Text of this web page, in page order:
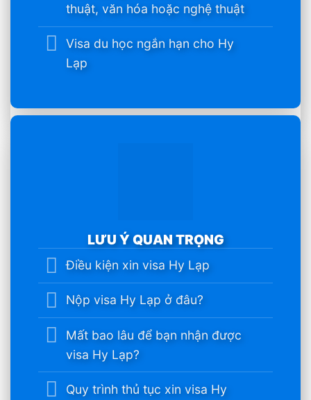
thuật, văn hóa hoặc nghệ thuật
Visa du học ngắn hạn cho Hy
Lạp
LƯU Ý QUAN TRỌNG
Điều kiện xin visa Hy Lạp
Nộp visa Hy Lạp ở đâu?
Mất bao lâu để bạn nhận được
visa Hy Lạp?
Quy trình thủ tục xin visa Hy